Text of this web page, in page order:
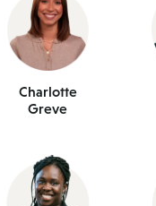
Charlotte
Greve